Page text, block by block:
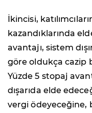
İkincisi,
kazandıklarında
avantajı, sistem
göre oldukça cazip
Yüzde 5 stopaj
dışarıda elde
vergi ödeyeceğine,